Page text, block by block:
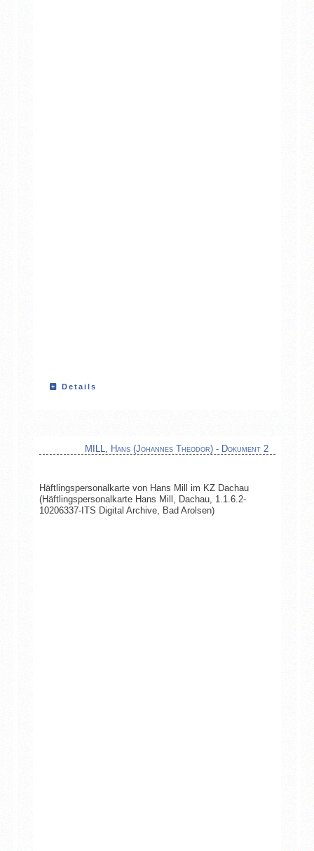
Details
MILL, Hans (Johannes Theodor) - Dokument 2
Häftlingspersonalkarte von Hans Mill im KZ Dachau
(Häftlingspersonalkarte Hans Mill, Dachau, 1.1.6.2-
10206337-ITS Digital Archive, Bad Arolsen)